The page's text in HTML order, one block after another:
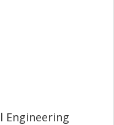
Engineering